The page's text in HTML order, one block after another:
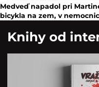
Medveď napadol pri
bicykla na zem, v
Knihy od